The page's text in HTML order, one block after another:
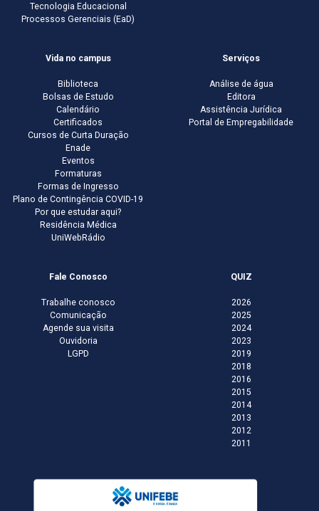
Tecnologia Educacional
Processos Gerenciais (EaD)
Vida no campus
Biblioteca
Bolsas de Estudo
Calendário
Certificados
Cursos de Curta Duração
Enade
Eventos
Formaturas
Formas de Ingresso
Plano de Contingência COVID-19
Por que estudar aqui?
Residência Médica
UniWebRádio
Serviços
Análise de água
Editora
Assistência Jurídica
Portal de Empregabilidade
Fale Conosco
Trabalhe conosco
Comunicação
Agende sua visita
Ouvidoria
LGPD
QUIZ
2026
2025
2024
2023
2019
2018
2016
2015
2014
2013
2012
2011